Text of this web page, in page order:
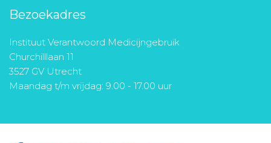
Bezoekadres
Instituut Verantwoord Medicijngebruik
Churchilllaan 11
3527 GV Utrecht
Maandag t/m vrijdag: 9.00 - 17.00 uur